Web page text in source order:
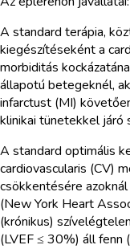
A standard terápia,
kiegészítéseként a
morbiditás
állapotú betegeknél,
infarctust (MI)
klinikai tünetekkel járó
A standard optimális
cardiovascularis (CV)
csökkentésére
(New York Heart
(krónikus)
(LVEF ≤ 30%) áll fenn